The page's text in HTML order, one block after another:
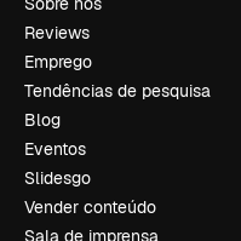
Reviews
Emprego
Tendências de pesquisa
Blog
Eventos
Slidesgo
Vender conteúdo
Sala de imprensa